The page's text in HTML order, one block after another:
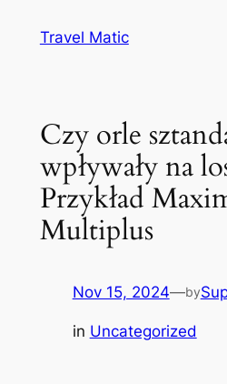
Travel Matic
Czy orle
wpływały na
Przykład
Multiplus
Nov 15, 2024—by
in Uncategorized